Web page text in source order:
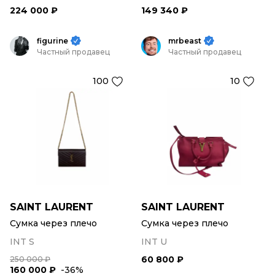
224 000 ₽
149 340 ₽
figurine
Частный продавец
100
SAINT LAURENT
Сумка через плечо
INT S
250 000 ₽
160 000 ₽ -36%
mrbeast
Частный продавец
10
SAINT LAURENT
Сумка через плечо
INT U
60 800 ₽